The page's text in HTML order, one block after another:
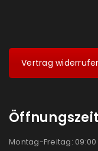
Vertrag
Montag-Freitag: 09:00